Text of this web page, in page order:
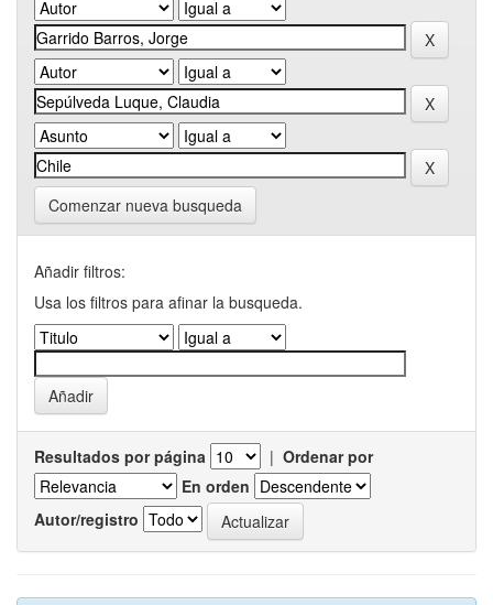
Comenzar nueva busqueda
Añadir filtros:
Usa los filtros para afinar la busqueda.
Resultados por página | Ordenar por
En orden
Autor/registro